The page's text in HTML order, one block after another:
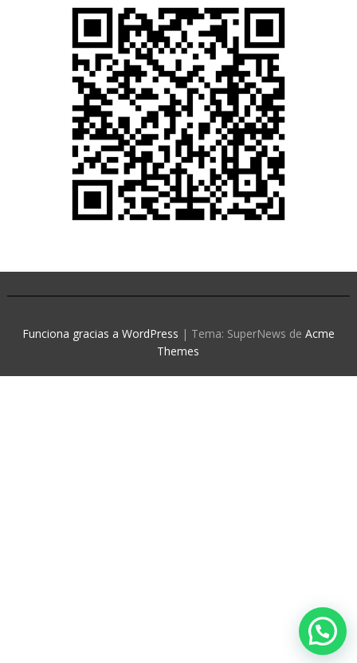
Funciona gracias a WordPress | Tema: SuperNews de Acme
Themes